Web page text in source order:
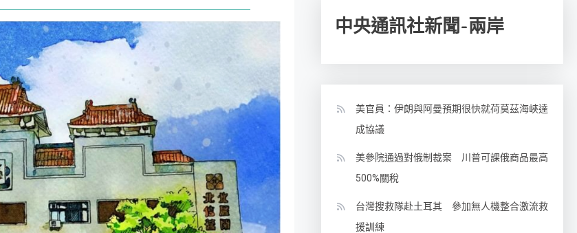
中央通訊社新聞-兩岸
美官員：伊朗與阿曼預期很快就荷莫茲海峽達
成協議
美參院通過對俄制裁案 川普可課俄商品最高
500%關稅
台灣搜救隊赴土耳其 參加無人機整合激流救
援訓練